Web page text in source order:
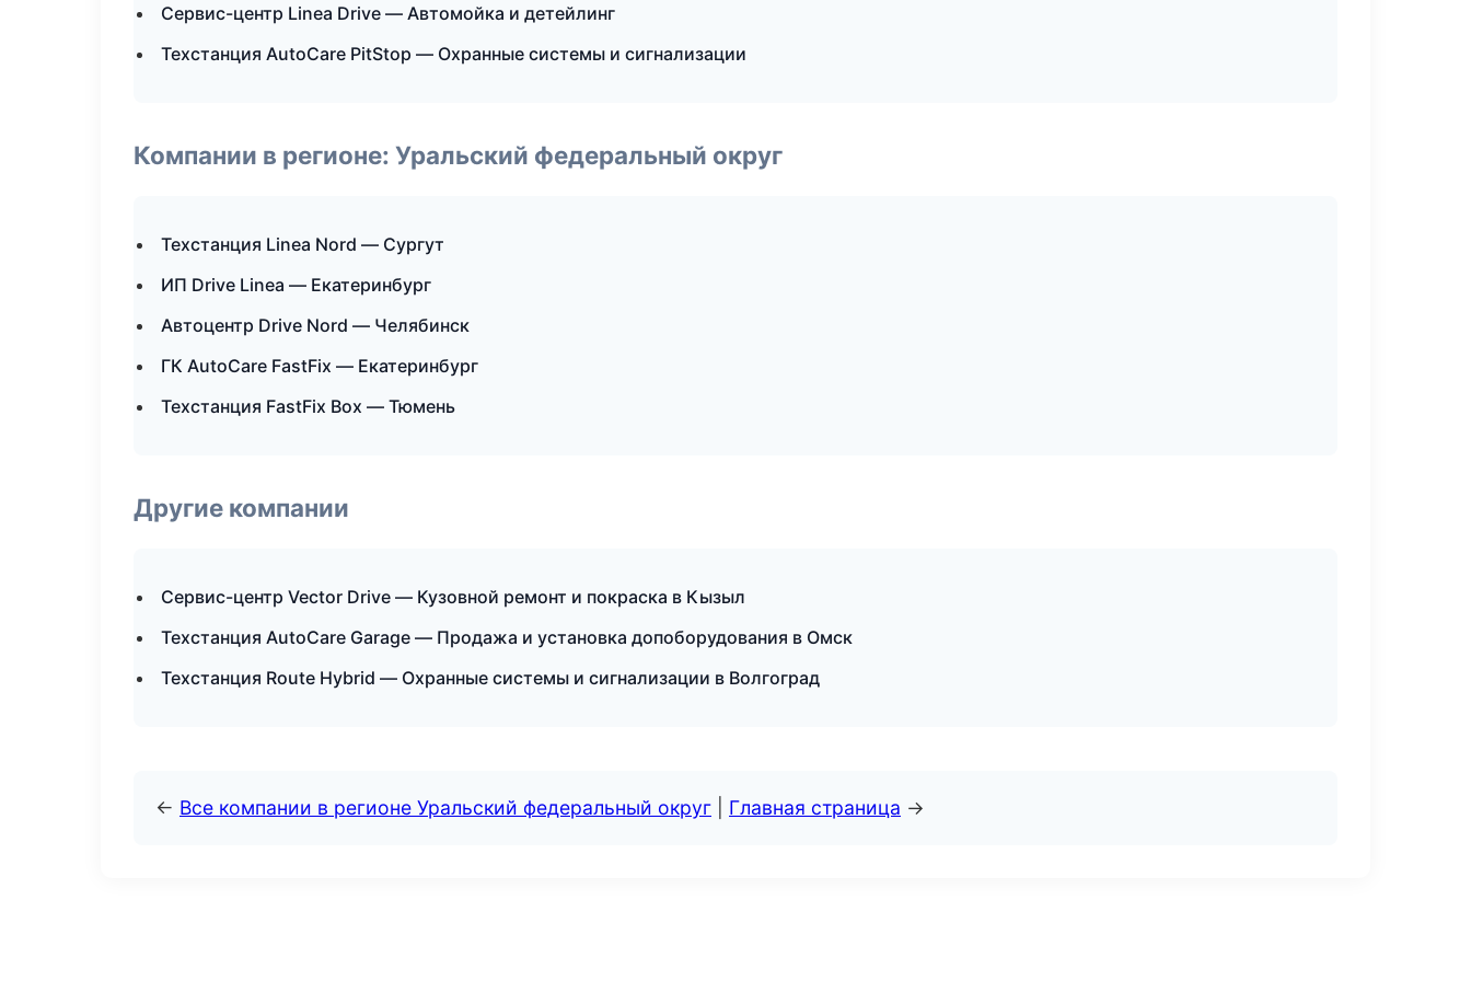
Сервис-центр Linea Drive — Автомойка и детейлинг
Техстанция AutoCare PitStop — Охранные системы и сигнализации
Компании в регионе: Уральский федеральный округ
Техстанция Linea Nord — Сургут
ИП Drive Linea — Екатеринбург
Автоцентр Drive Nord — Челябинск
ГК AutoCare FastFix — Екатеринбург
Техстанция FastFix Box — Тюмень
Другие компании
Сервис-центр Vector Drive — Кузовной ремонт и покраска в Кызыл
Техстанция AutoCare Garage — Продажа и установка допоборудования в Омск
Техстанция Route Hybrid — Охранные системы и сигнализации в Волгоград
← Все компании в регионе Уральский федеральный округ Главная страница →